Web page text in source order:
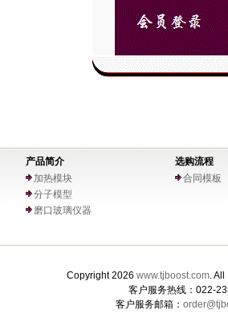
产品简介
加热模块
分子模型
磨口玻璃仪器
选购流程
合同模板
Copyright 2026 www.tjboost.com.
客户服务热线：022-
客户服务邮箱：